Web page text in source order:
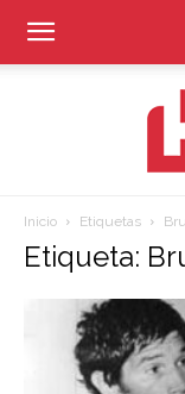
Inicio Etiquetas
Etiqueta: